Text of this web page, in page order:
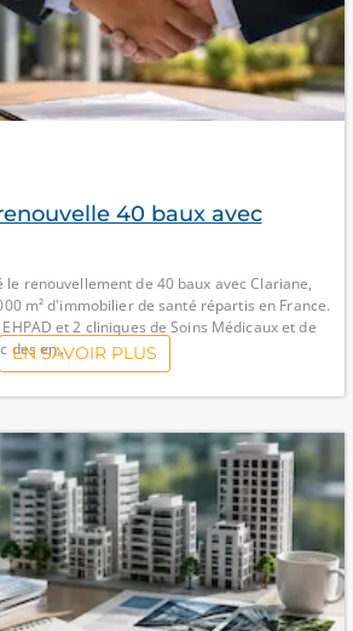
40 baux avec
le renouvellement de 40 baux avec Clariane,
m² d'immobilier de santé répartis en France.
et 2 cliniques de Soins Médicaux et de
des en...
EN SAVOIR PLUS